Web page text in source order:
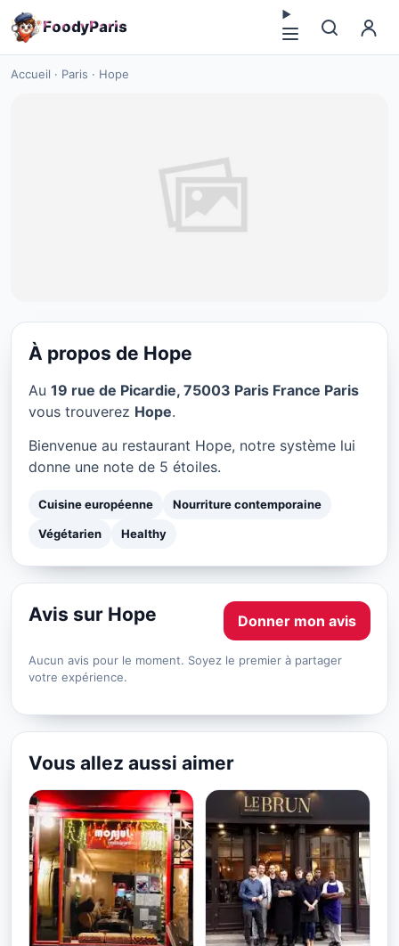
FoodyParis
Accueil · Paris · Hope
Hope à Paris
À propos de Hope
Au 19 rue de Picardie, 75003 Paris France Paris
vous trouverez Hope.
Bienvenue au restaurant Hope, notre système lui
donne une note de 5 étoiles.
Cuisine européenne Nourriture contemporaine
Végétarien Healthy
Avis sur Hope Donner mon avis
Aucun avis pour le moment. Soyez le premier à partager
votre expérience.
Vous allez aussi aimer